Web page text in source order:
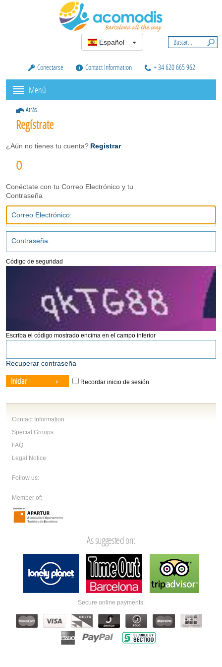
Español
Conectarse Contact Information + 34 620 665 962
Menú
Atrás..
Regístrate
¿Aún no tienes tu cuenta? Registrar
O
Conéctate con tu Correo Electrónico y tu
Contraseña
Código de seguridad
Escriba el código mostrado encima en el campo inferior
Recuperar contraseña
Iniciar Recordar inicio de sesión
Contact Information
Special Groups
FAQ
Legal Notice
Follow us:
Member of:
As suggested on:
Secure online payments: